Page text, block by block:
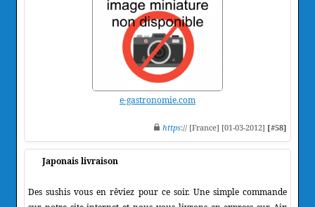
e-gastronomie.com
https:// [France] [01-03-2012] [#58]
Japonais livraison
Des sushis vous en rêviez pour ce soir. Une simple commande